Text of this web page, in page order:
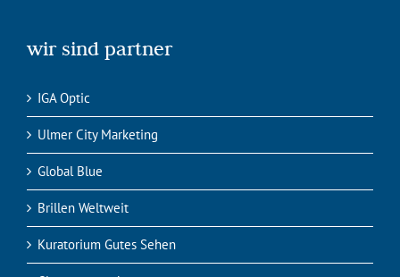
wir sind partner
IGA Optic
Ulmer City Marketing
Global Blue
Brillen Weltweit
Kuratorium Gutes Sehen